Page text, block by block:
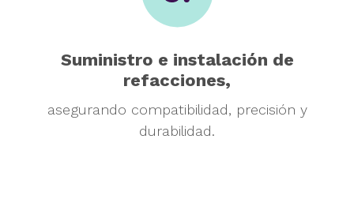
Suministro e instalación de
refacciones,
asegurando compatibilidad, precisión y
durabilidad.